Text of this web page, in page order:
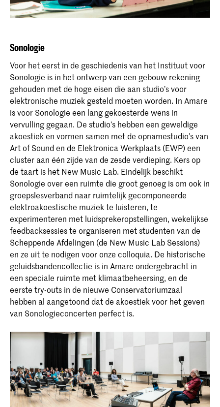
Sonologie
Voor het eerst in de geschiedenis van het Instituut voor
Sonologie is in het ontwerp van een gebouw rekening
gehouden met de hoge eisen die aan studio’s voor
elektronische muziek gesteld moeten worden. In Amare
is voor Sonologie een lang gekoesterde wens in
vervulling gegaan. De studio’s hebben een geweldige
akoestiek en vormen samen met de opnamestudio’s van
Art of Sound en de Elektronica Werkplaats (EWP) een
cluster aan één zijde van de zesde verdieping. Kers op
de taart is het New Music Lab. Eindelijk beschikt
Sonologie over een ruimte die groot genoeg is om ook in
groepslesverband naar ruimtelijk gecomponeerde
elektroakoestische muziek te luisteren, te
experimenteren met luidsprekeropstellingen, wekelijkse
feedbacksessies te organiseren met studenten van de
Scheppende Afdelingen (de New Music Lab Sessions)
en ze uit te nodigen voor onze colloquia. De historische
geluidsbandencollectie is in Amare ondergebracht in
een speciale ruimte met klimaatbeheersing, en de
eerste try-outs in de nieuwe Conservatoriumzaal
hebben al aangetoond dat de akoestiek voor het geven
van Sonologieconcerten perfect is.